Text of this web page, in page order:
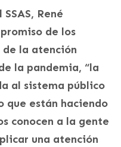
René
de los
de la atención
la pandemia, “la
al sistema público
que están haciendo
conocen a la gente
una atención